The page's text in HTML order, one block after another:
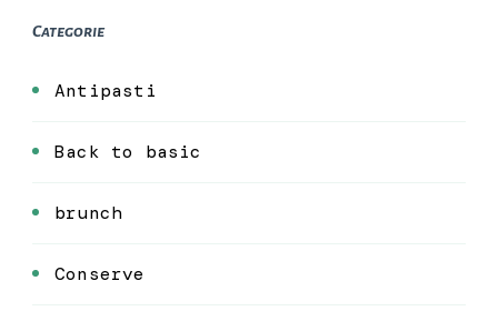
Categorie
Antipasti
Back to basic
brunch
Conserve